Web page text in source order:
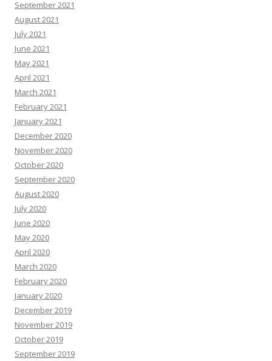
September 2021
August 2021
July 2021
June 2021
May 2021
April 2021
March 2021
February 2021
January 2021
December 2020
November 2020
October 2020
September 2020
August 2020
July 2020
June 2020
May 2020
April 2020
March 2020
February 2020
January 2020
December 2019
November 2019
October 2019
September 2019